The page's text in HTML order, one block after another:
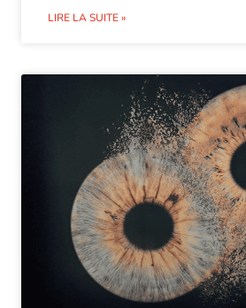
LIRE LA SUITE »